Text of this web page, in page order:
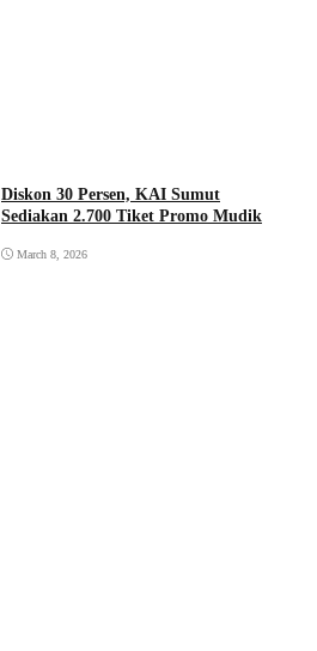
Diskon 30 Persen, KAI Sumut
Sediakan 2.700 Tiket Promo Mudik
March 8, 2026